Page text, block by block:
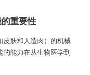
重要性
皮肤和人造肉）的机械
能力在从生物医学到